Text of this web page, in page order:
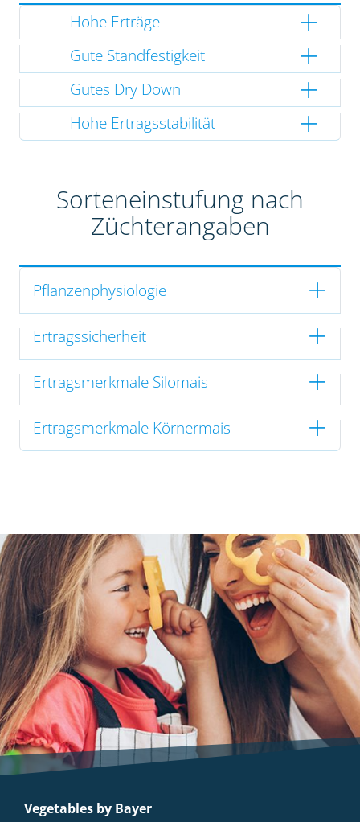
Hohe Erträge
Gute Standfestigkeit
Gutes Dry Down
Hohe Ertragsstabilität
Sorteneinstufung nach
Züchterangaben
Pflanzenphysiologie
Ertragssicherheit
Ertragsmerkmale Silomais
Ertragsmerkmale Körnermais
Vegetables by Bayer